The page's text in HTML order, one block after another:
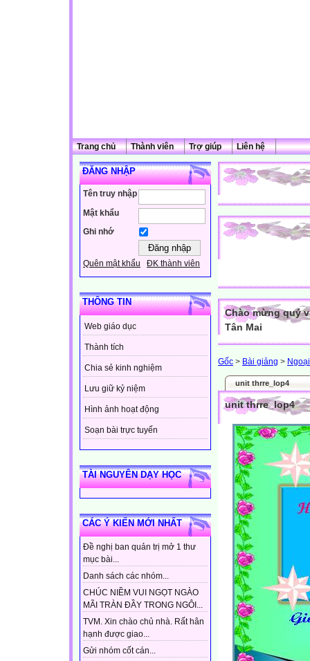
Trang chủ Thành viên Trợ giúp Liên hệ
ĐĂNG NHẬP
Tên truy nhập
Mật khẩu
Ghi nhớ
Quên mật khẩu ĐK thành viên
THÔNG TIN
Web giáo dục
Thành tích
Chia sẻ kinh nghiệm
Lưu giữ kỷ niệm
Hình ảnh hoạt động
Soạn bài trực tuyến
TÀI NGUYÊN DẠY HỌC
CÁC Ý KIẾN MỚI NHẤT
Đề nghị ban quản trị mở 1 thư
mục bài...
Danh sách các nhóm...
CHÚC NIỀM VUI NGỌT NGÀO
MÃI TRÀN ĐẦY TRONG NGÔI...
TVM. Xin chào chủ nhà. Rất hân
hạnh được giao...
Gửi nhóm cốt cán...
Chào mừng quý
Tân Mai
Gốc > Bài giảng >
unit thrre_lop4
unit thrre_lop4